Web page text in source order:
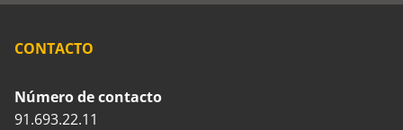
CONTACTO
Número de contacto
91.693.22.11